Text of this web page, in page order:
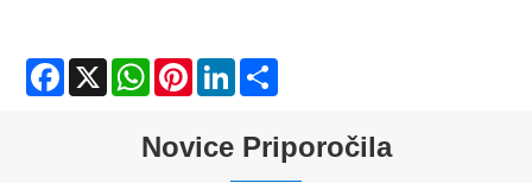
Facebook
X WhatsAppPinterestLinkedIn
Novice Priporočila